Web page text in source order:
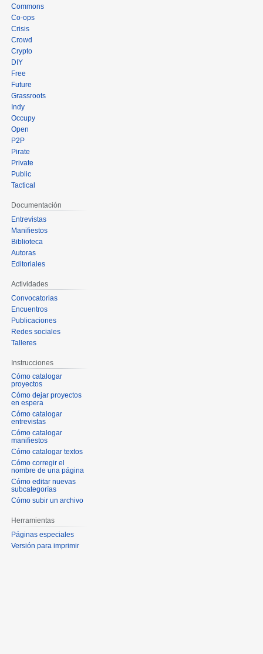
Commons
Co-ops
Crisis
Crowd
Crypto
DIY
Free
Future
Grassroots
Indy
Occupy
Open
P2P
Pirate
Private
Public
Tactical
Documentación
Entrevistas
Manifiestos
Biblioteca
Autoras
Editoriales
Actividades
Convocatorias
Encuentros
Publicaciones
Redes sociales
Talleres
Instrucciones
Cómo catalogar
proyectos
Cómo dejar proyectos
en espera
Cómo catalogar
entrevistas
Cómo catalogar
manifiestos
Cómo catalogar textos
Cómo corregir el
nombre de una página
Cómo editar nuevas
subcategorías
Cómo subir un archivo
Herramientas
Páginas especiales
Versión para imprimir